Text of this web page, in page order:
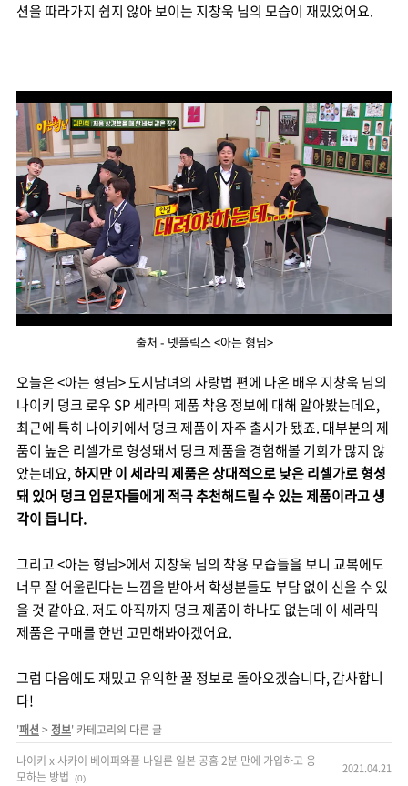
션을 따라가지 쉽지 않아 보이는 지창욱 님의 모습이 재밌었어요.
출처 - 넷플릭스 <아는 형님>
오늘은 <아는 형님> 도시남녀의 사랑법 편에 나온 배우 지창욱 님의
나이키 덩크 로우 SP 세라믹 제품 착용 정보에 대해 알아봤는데요,
최근에 특히 나이키에서 덩크 제품이 자주 출시가 됐죠. 대부분의 제
품이 높은 리셀가로 형성돼서 덩크 제품을 경험해볼 기회가 많지 않
았는데요,하지만 이 세라믹 제품은 상대적으로 낮은 리셀가로 형성
돼 있어 덩크 입문자들에게 적극 추천해드릴 수 있는 제품이라고 생
각이 듭니다.
그리고 <아는 형님>에서 지창욱 님의 착용 모습들을 보니 교복에도
너무 잘 어울린다는 느낌을 받아서 학생분들도 부담 없이 신을 수 있
을 것 같아요. 저도 아직까지 덩크 제품이 하나도 없는데 이 세라믹
제품은 구매를 한번 고민해봐야겠어요.
그럼 다음에도 재밌고 유익한 꿀 정보로 돌아오겠습니다, 감사합니
다!
'패션> 정보' 카테고리의 다른 글
나이키 x 사카이 베이퍼와플 나일론 일본 공홈 2분 만에 가입하고 응
모하는 방법
(0)
2021.04.21